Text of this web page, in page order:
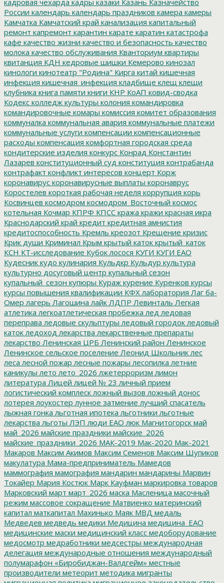
России календарь календарь праздников камера камеры
Камчатка Камчатский край канализация капитальный
ремонт капремонт карантин карате каратин катастрофа
кафе качество жизни качество и безопасность качество
молока качество обслуживания Кванториум квартиры
квитанция КДН кедровые шишки Кемерово кинозал
кинологи кинотеатр "Родина" Кирга китай кишечная
инфекция кишечная_инфекция кладбище клещ клещи
клубника книга памяти книги КНР КоАП ковид-сводка
Кодекс колледж культуры колония командировка
командировочные комары комиссия комитет образования
коммуналка коммунальная авария коммунальные платежи
коммунальные услуги компенсации компенсационные
расходы компенсация комфортная городская среда
кондитерские изделия конкурс Конрад Константин
Лазарев конституционный суд конституция контрабанда
контрафакт конфликт интересов концерт Корж
коронавирус коронавирусные выплаты коронаврус
Коростелев короткая рабочая неделя коррупция корь
Косвинцев космодром космодром_Восточный космос
котельная Кочмар КПРФ КПСС кража кражи красная икра
Краснодарский край кредит кредитная амнистия
кредитоспособность Кремль креозот Крещение кризис
Крик души Криминал Крым крытый каток крытый_каток
КСН КТ-исследование Кубок лосося КУГИ КУГИ ЕАО
Кудесник кудо кулинария Кульдкр Кульдур культура
культурно досуговый центр купальный сезон
купальный_сезон купюры Кураж курение Куренков курсы
курсы повышения квалификации КФХ лаборатория Лаг ба-
Омер лагерь Лагошина лайк ЛДПР Левинталь Легкая
атлетика легкоатлетическая пробежка лед ледовая
переправа ледовые скульптуры ледовый городок ледовый
каток ледоход лекарства лекарственные препараты
лекарство Ленинская ЦРБ Ленинский район Ленинское
Ленинское сельское поселение Леонид Школьник лес
леса лесной пожар лесные пожары лесопилка летние
каникулы лето лето_2026 лжетерроризм лимон
литература Лицей лицей № 23 личный прием
логистический комплеск ложный вызов ложный донос
лотерея лоукостер лунное затмение лучший спасатель
лыжная гонка льготная ипотека льготники льготные
лекарства льготы ЛЭП люди ЕАО люк Магнитогорск май
май_2026 майские праздники майские_2026
майские_праздники_2026 МАК-2019 Мак-2020 Мак-2021
Макаров Максим Акимов Максим Семенов Максим Шупиков
макулатура Мама-предприниматель Мамедов
маммография мамография мандарин мандарины Марвин
Токайер Мария Костюк Марк Кауфман маркировка товаров
Марковский март март_2026 маска Масленица масочный
режим массовое сокращение Матвиенко материнский
капитал маткапитал Махинько Маяк МВД медаль
Медведев медведь медики Медицина медицина_ЕАО
медицинские маски медицинский класс медоборудование
медосмотр медработники медсестры международная
делегация международные отношения международный
полумарафон «Биробиджан-Валдгейм» местные
производители метеорит методика мигранты